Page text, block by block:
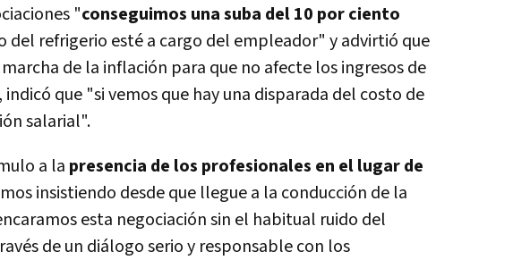
"conseguimos una suba del 10 por ciento
del refrigerio esté a cargo del empleador" y advirtió que
de la inflación para que no afecte los ingresos de
que "si vemos que hay una disparada del costo de
salarial".
a la presencia de los profesionales en el lugar de
insistiendo desde que llegue a la conducción de la
esta negociación sin el habitual ruido del
de un diálogo serio y responsable con los